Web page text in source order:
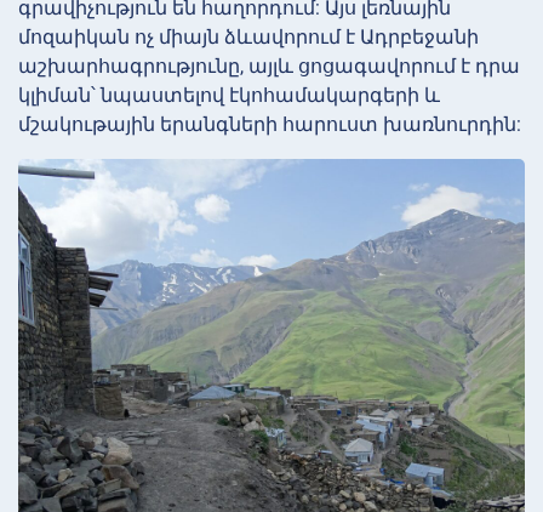
գրավիչություն են հաղորդում: Այս լեռնային
մոզաիկան ոչ միայն ձևավորում է Ադրբեջանի
աշխարհագրությունը, այլև ցոցագավորում է դրա
կլիման՝ նպաստելով էկոհամակարգերի և
մշակութային երանգների հարուստ խառնուրդին: